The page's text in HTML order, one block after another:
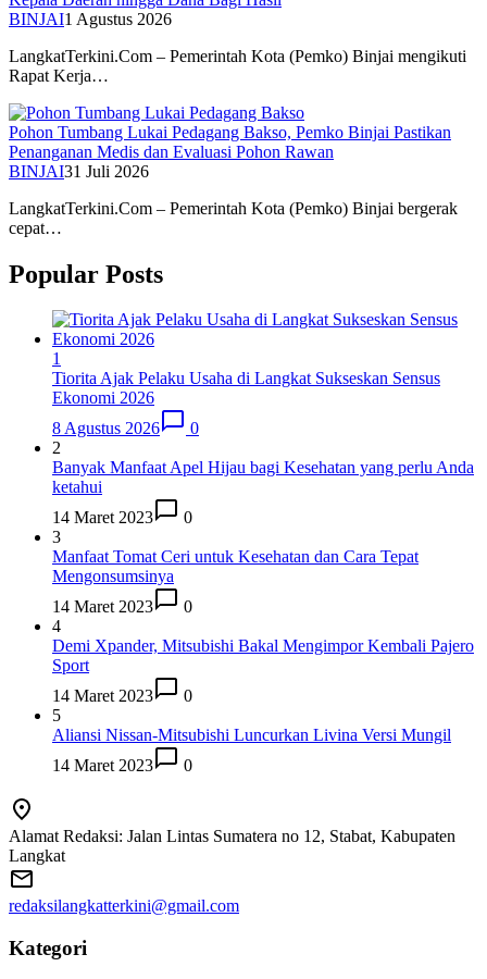
BINJAI1 Agustus 2026
LangkatTerkini.Com – Pemerintah Kota (Pemko) Binjai mengikuti
Rapat Kerja…
Pohon Tumbang Lukai Pedagang Bakso, Pemko Binjai Pastikan
Penanganan Medis dan Evaluasi Pohon Rawan
BINJAI31 Juli 2026
LangkatTerkini.Com – Pemerintah Kota (Pemko) Binjai bergerak
cepat…
Popular Posts
1
Tiorita Ajak Pelaku Usaha di Langkat Sukseskan Sensus
Ekonomi 2026
8 Agustus 2026
0
2
Banyak Manfaat Apel Hijau bagi Kesehatan yang perlu Anda
ketahui
14 Maret 2023
0
3
Manfaat Tomat Ceri untuk Kesehatan dan Cara Tepat
Mengonsumsinya
14 Maret 2023
0
4
Demi Xpander, Mitsubishi Bakal Mengimpor Kembali Pajero
Sport
14 Maret 2023
0
5
Aliansi Nissan-Mitsubishi Luncurkan Livina Versi Mungil
14 Maret 2023
0
Alamat Redaksi: Jalan Lintas Sumatera no 12, Stabat, Kabupaten
Langkat
redaksilangkatterkini@gmail.com
Kategori